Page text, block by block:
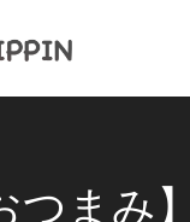
つまみ